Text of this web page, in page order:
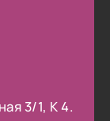
3/1, К 4.